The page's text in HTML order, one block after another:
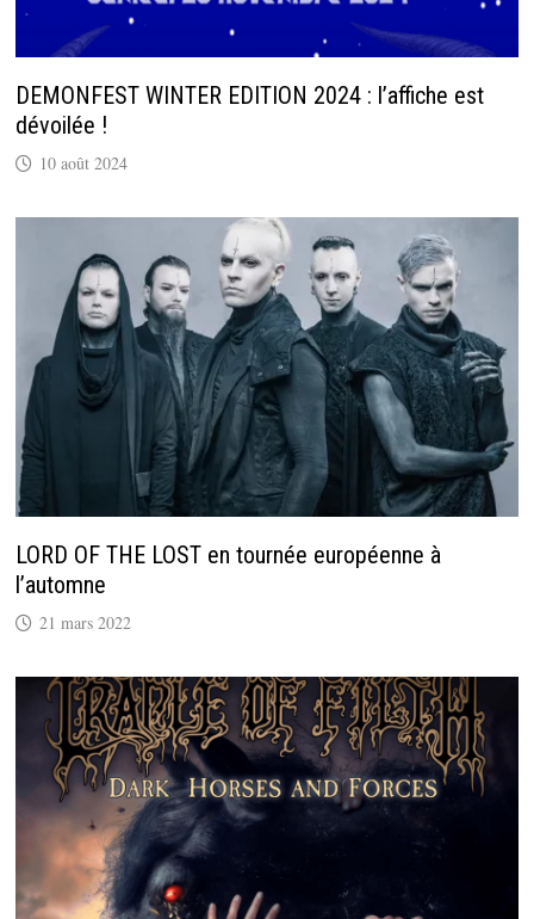
DEMONFEST WINTER EDITION 2024 : l’affiche est
dévoilée !
10 août 2024
LORD OF THE LOST en tournée européenne à
l’automne
21 mars 2022